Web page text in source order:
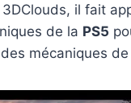
il fait
de la PS5
mécaniques